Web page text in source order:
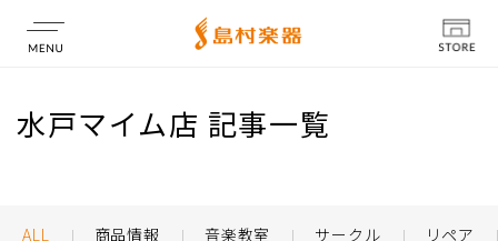
店舗情報
水戸マイム店 記事一覧
ALL 商品情報 音楽教室 サークル リペア